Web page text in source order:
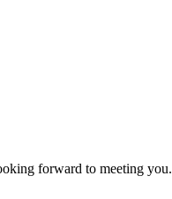
forward to meeting you.